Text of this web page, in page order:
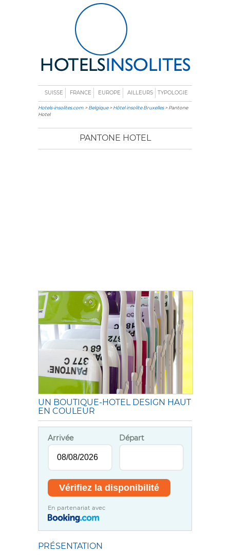
SUISSE FRANCE EUROPE AILLEURS TYPOLOGIE
Hotels-insolites.com >Belgique>Hôtel insolite Bruxelles> Pantone
Hotel
PANTONE HOTEL
UN BOUTIQUE-HOTEL DESIGN HAUT
EN COULEUR
Arrivée Départ
En partenariat avec
PRÉSENTATION